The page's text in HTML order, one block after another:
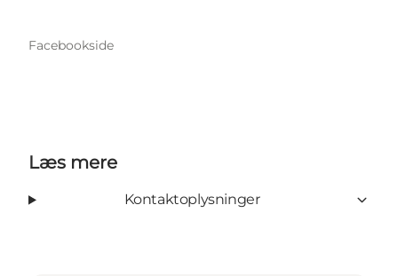
Facebookside
Læs mere
Kontaktoplysninger